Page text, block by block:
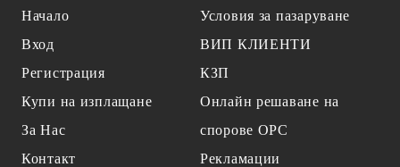
Начало
Вход
Регистрация
Купи на изплащане
За Нас
Контакт
Условия за пазаруване
ВИП КЛИЕНТИ
КЗП
Онлайн решаване на
спорове OPC
Рекламации